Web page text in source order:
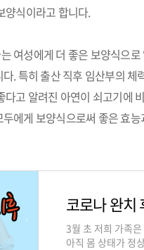
양식이라고 합니다.
여성에게 더 좋은 보양식으
. 특히 출산 직후 임산부의
다고 알려진 아연이 쇠고기에
에게 보양식으로써 좋은 효
코로나 완치
3월 초 저희 가족
아직 몸 상태가 정